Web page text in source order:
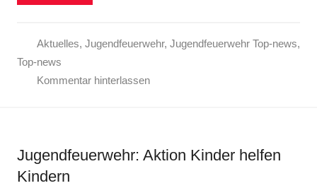
Aktuelles, Jugendfeuerwehr, Jugendfeuerwehr Top-news,
Top-news
Kommentar hinterlassen
Jugendfeuerwehr: Aktion Kinder helfen
Kindern